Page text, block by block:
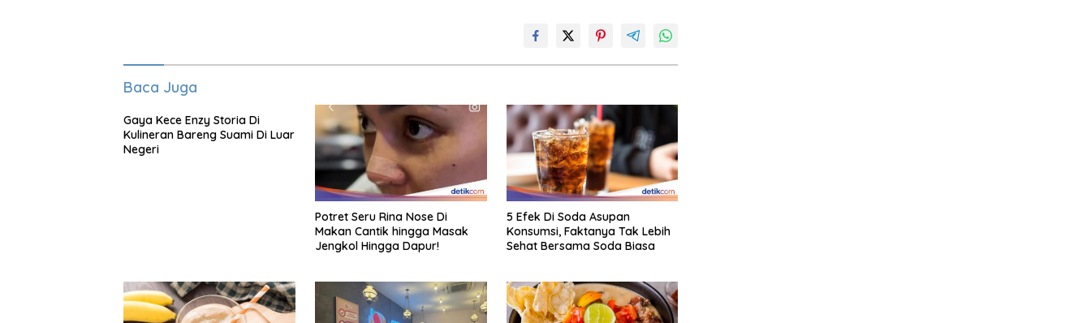
Baca Juga
Gaya Kece Enzy Storia Di
Kulineran Bareng Suami Di Luar
Negeri
Potret Seru Rina Nose Di
Makan Cantik hingga Masak
Jengkol Hingga Dapur!
5 Efek Di Soda Asupan
Konsumsi, Faktanya Tak Lebih
Sehat Bersama Soda Biasa